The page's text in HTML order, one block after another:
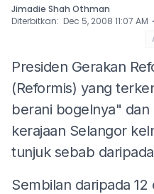
Jimadie Shah Othman
Diterbitkan: Dec 5, 2008 11:07 AM ⋅
Presiden Gerakan
(Reformis) yang
berani bogelnya"
kerajaan Selangor
tunjuk sebab
Sembilan daripada